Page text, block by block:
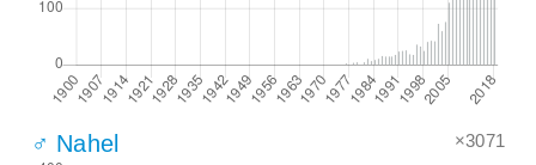
♂ Nahel ×3071